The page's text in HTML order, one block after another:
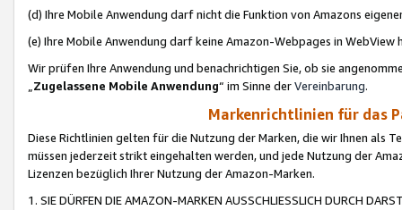
(d) Ihre Mobile Anwendung darf nicht die Funktion von Amazons
(e) Ihre Mobile Anwendung darf keine Amazon-Webpages in WebView
Wir prüfen Ihre Anwendung und benachrichtigen Sie, ob sie
„Zugelassene Mobile Anwendung“ im Sinne derVereinbarung.
Markenrichtlinien für das
Diese Richtlinien gelten für die Nutzung der Marken, die wir Ihnen als
müssen jederzeit strikt eingehalten werden, und jede Nutzung der
Lizenzen bezüglich Ihrer Nutzung der Amazon-Marken.
1. SIE DÜRFEN DIE AMAZON-MARKEN AUSSCHLIESSLICH DURCH